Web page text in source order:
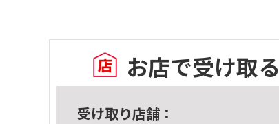
お店で受け取る
受け取り店舗：